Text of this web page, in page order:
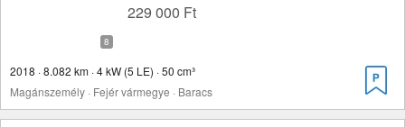
229 000 Ft
2018 · 8.082 km · 4 kW (5 LE) · 50 cm³
Magánszemély · Fejér vármegye · Baracs